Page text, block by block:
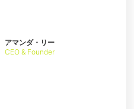
アマンダ・リー
CEO & Founder